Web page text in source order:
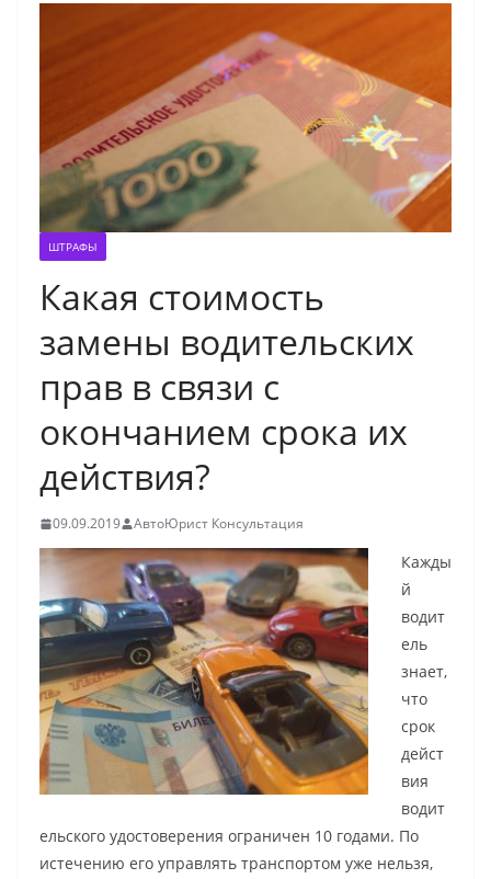
ШТРАФЫ
Какая стоимость
замены водительских
прав в связи с
окончанием срока их
действия?
09.09.2019 АвтоЮрист Консультация
Кажды
й
водит
ель
знает,
что
срок
дейст
вия
водит
ельского удостоверения ограничен 10 годами. По
истечению его управлять транспортом уже нельзя,